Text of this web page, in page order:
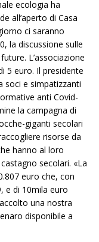
ecologia ha
all’aperto di Casa
ci saranno
la discussione sulle
L’associazione
5 euro. Il presidente
soci e simpatizzanti
anti Covid-
la campagna di
giganti secolari
risorse da
hanno al loro
secolari. «La
euro che, con
e di 10mila euro
una nostra
disponibile a